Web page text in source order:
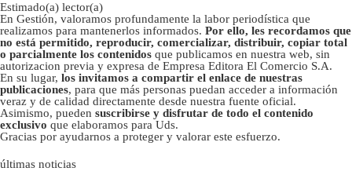
Estimado(a) lector(a)
En Gestión, valoramos profundamente la labor periodística que
realizamos para mantenerlos informados. Por ello, les recordamos que
no está permitido, reproducir, comercializar, distribuir, copiar total
o parcialmente los contenidos que publicamos en nuestra web, sin
autorizacion previa y expresa de Empresa Editora El Comercio S.A.
En su lugar, los invitamos a compartir el enlace de nuestras
publicaciones, para que más personas puedan acceder a información
veraz y de calidad directamente desde nuestra fuente oficial.
Asimismo, pueden suscribirse y disfrutar de todo el contenido
exclusivo que elaboramos para Uds.
Gracias por ayudarnos a proteger y valorar este esfuerzo.
últimas noticias